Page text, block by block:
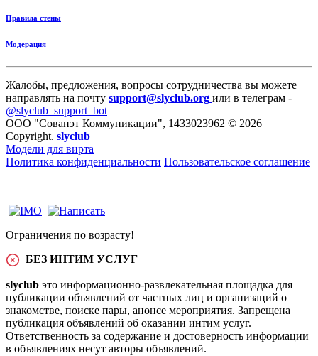
Правила стены
Модерация
Жалобы, предложения, вопросы сотрудничества вы можете
направлять на почту support@slyclub.org или в телеграм -
@slyclub_support_bot
ООО "Сованэт Коммуникации", 1433023962 © 2026
Copyright. slyclub
Модели для вирта
Политика конфиденциальности Пользовательское соглашение
Ограничения по возрасту!
БЕЗ ИНТИМ УСЛУГ
slyclub это информационно-развлекательная площадка для
публикации объявлений от частных лиц и организаций о
знакомстве, поиске пары, анонсе мероприятия. Запрещена
публикация объявлений об оказании интим услуг.
Ответственность за содержание и достоверность информации
в объявлениях несут авторы объявлений.